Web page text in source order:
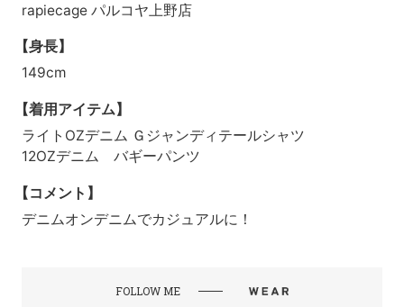
rapiecage パルコヤ上野店
【身長】
149cm
【着用アイテム】
ライトOZデニム Ｇジャンディテールシャツ
12OZデニム バギーパンツ
【コメント】
デニムオンデニムでカジュアルに！
FOLLOW ME